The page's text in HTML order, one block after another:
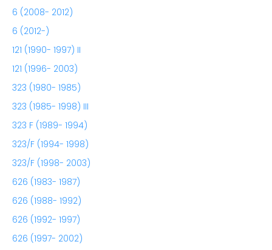
6 (2008- 2012)
6 (2012-)
121 (1990- 1997) II
121 (1996- 2003)
323 (1980- 1985)
323 (1985- 1998) III
323 F (1989- 1994)
323/F (1994- 1998)
323/F (1998- 2003)
626 (1983- 1987)
626 (1988- 1992)
626 (1992- 1997)
626 (1997- 2002)